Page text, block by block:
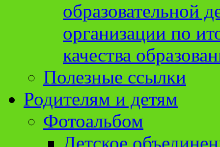
образовательной
организации по
качества
Полезные ссылки
Родителям и детям
Фотоальбом